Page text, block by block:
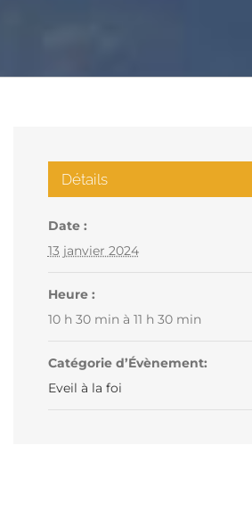
Détails
Date :
13 janvier 2024
Heure :
10 h 30 min à 11 h 30 min
Catégorie d’Évènement:
Eveil à la foi